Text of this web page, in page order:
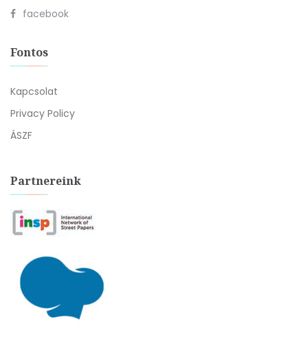
facebook
Fontos
Kapcsolat
Privacy Policy
ÁSZF
Partnereink